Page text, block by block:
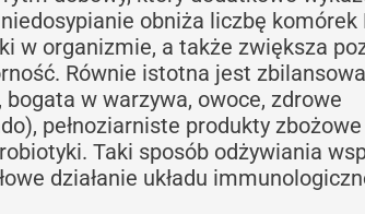
obniża liczbę komórek
w organizmie, a także zwiększa
Równie istotna jest
w warzywa, owoce, zdrowe
pełnoziarniste produkty
Taki sposób odżywiania
działanie układu